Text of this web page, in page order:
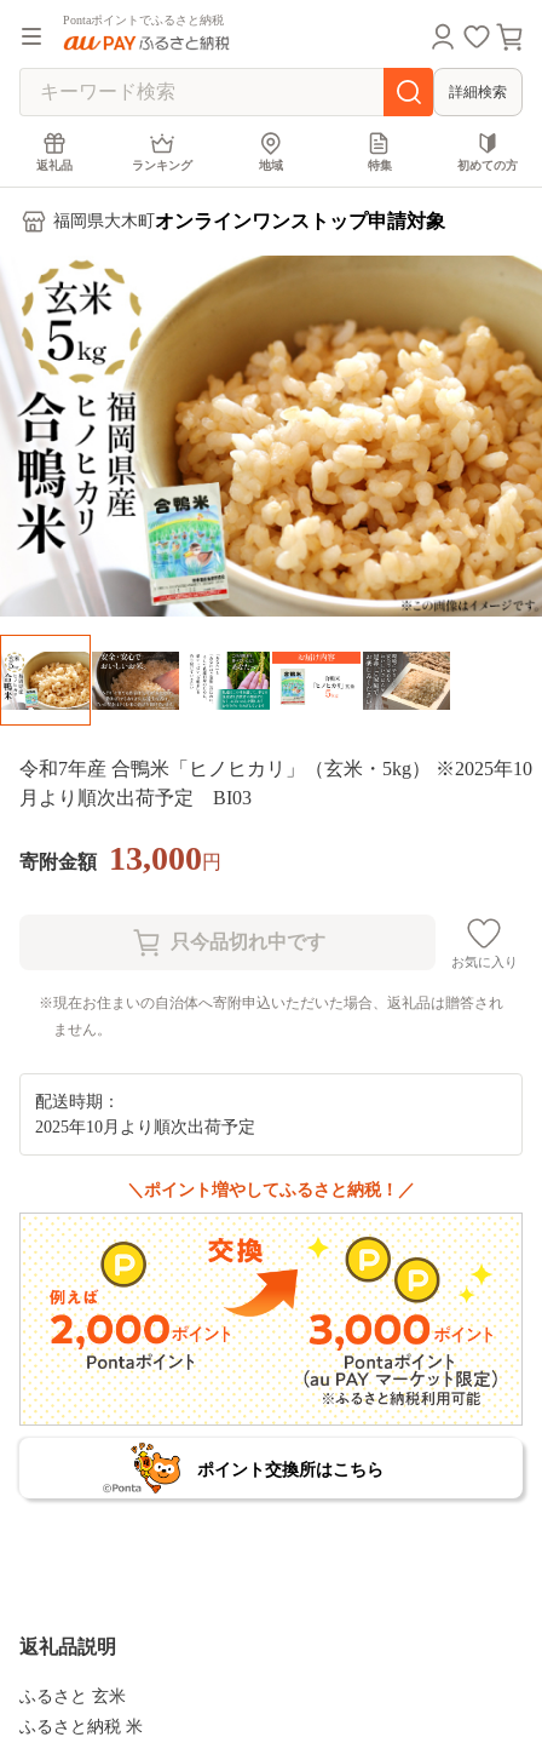
Pontaポイントでふるさと納税
詳細検索
返礼品 ランキング 地域 特集 初めての方
福岡県大木町 オンラインワンストップ申請対象
令和7年産 合鴨米「ヒノヒカリ」（玄米・5kg） ※2025年10
月より順次出荷予定 BI03
寄附金額 13,000円
お気に入り
現在お住まいの自治体へ寄附申込いただいた場合、返礼品は贈答され
ません。
配送時期：
2025年10月より順次出荷予定
＼ポイント増やしてふるさと納税！／
ポイント交換所はこちら
返礼品説明
ふるさと 玄米
ふるさと納税 米